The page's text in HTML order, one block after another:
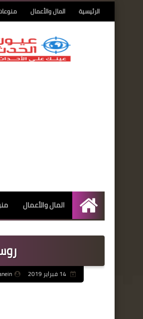
الرئيسية المال والأعمال
الرئيسية
المال والأعمال